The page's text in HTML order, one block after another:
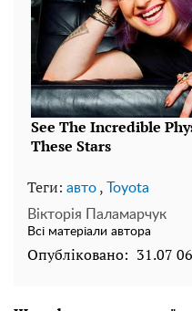
Теги: авто ,
Toyota
Вікторія Паламарчук
Всі матеріали автора
Опубліковано: 31.07